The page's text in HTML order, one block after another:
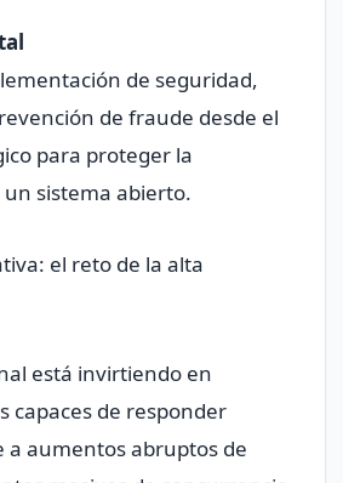
de seguridad,
de fraude desde el
para proteger la
sistema abierto.
el reto de la alta
está invirtiendo en
capaces de responder
a aumentos abruptos de